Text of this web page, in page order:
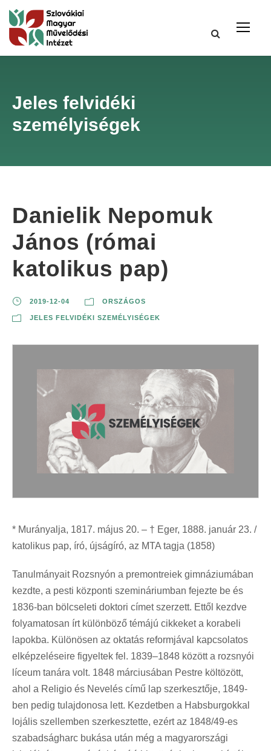
Jeles felvidéki
személyiségek
Danielik Nepomuk
János (római
katolikus pap)
2019-12-04 ORSZÁGOS
JELES FELVIDÉKI SZEMÉLYISÉGEK
* Murányalja, 1817. május 20. – † Eger, 1888. január 23. /
katolikus pap, író, újságíró, az MTA tagja (1858)
Tanulmányait Rozsnyón a premontreiek gimnáziumában
kezdte, a pesti központi szemináriumban fejezte be és
1836-ban bölcseleti doktori címet szerzett. Ettől kezdve
folyamatosan írt különböző témájú cikkeket a korabeli
lapokba. Különösen az oktatás reformjával kapcsolatos
elképzeléseire figyeltek fel. 1839–1848 között a rozsnyói
líceum tanára volt. 1848 márciusában Pestre költözött,
ahol a Religio és Nevelés című lap szerkesztője, 1849-
ben pedig tulajdonosa lett. Kezdetben a Habsburgokkal
lojális szellemben szerkesztette, ezért az 1848/49-es
szabadságharc bukása után még a magyarországi